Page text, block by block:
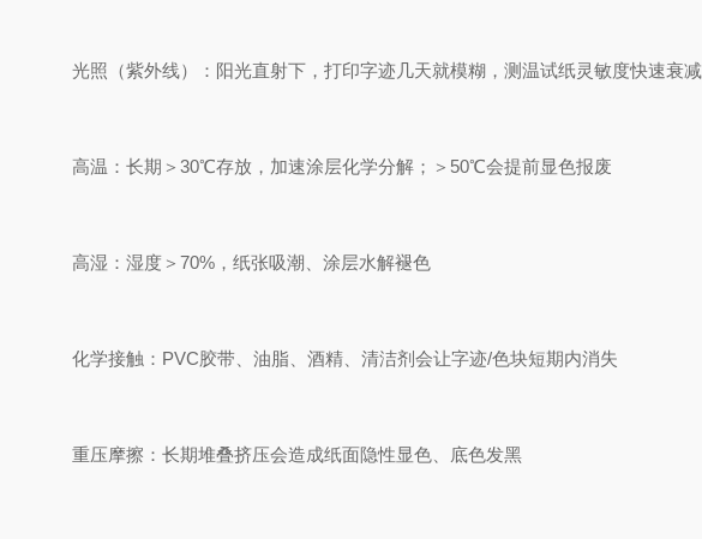
光照（紫外线）：阳光直射下，打印字迹几天就模糊，测温试纸灵敏度快速衰减
高温：长期＞30℃存放，加速涂层化学分解；＞50℃会提前显色报废
高湿：湿度＞70%，纸张吸潮、涂层水解褪色
化学接触：PVC胶带、油脂、酒精、清洁剂会让字迹/色块短期内消失
重压摩擦：长期堆叠挤压会造成纸面隐性显色、底色发黑